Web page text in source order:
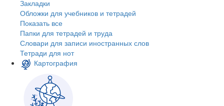
Закладки
Обложки для учебников и тетрадей
Показать все
Папки для тетрадей и труда
Словари для записи иностранных слов
Тетради для нот
Картография